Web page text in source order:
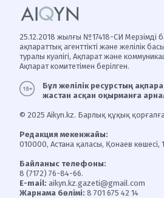
25.12.2018 жылғы №17418-СИ Мерзімді
ақпараттық агенттікті және желілік
туралы куәлігі, Ақпарат және
Ақпарат комитетімен берілген.
Бұл желілік ресурстың
жастан асқан оқырманға
© 2025 Aikyn.kz. Барлық құқық
Редакция мекенжайы:
010000, Астана қаласы, Қонаев көшесі,
Байланыс телефоны:
8 (7172) 76-84-66.
E-mail: aikyn.kz.gazeti@gmail.com
Жарнама бөлімі: 8 701 675 42 14